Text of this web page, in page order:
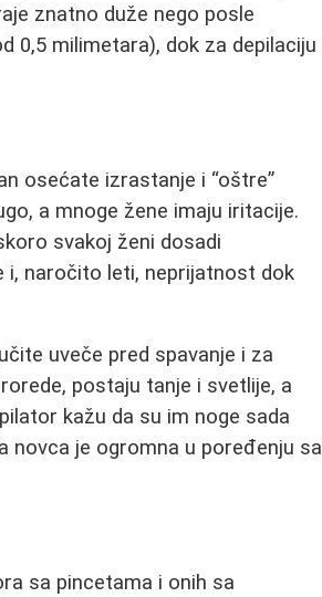
znatno duže nego posle
0,5 milimetara), dok za depilaciju
osećate izrastanje i “oštre”
a mnoge žene imaju iritacije.
svakoj ženi dosadi
i, naročito leti, neprijatnost dok
uveče pred spavanje i za
postaju tanje i svetlije, a
kažu da su im noge sada
novca je ogromna u poređenju sa
sa pincetama i onih sa